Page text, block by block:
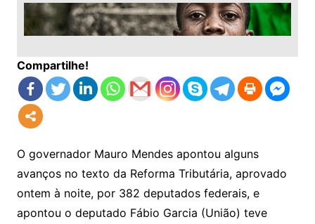
Compartilhe!
O governador Mauro Mendes apontou alguns
avanços no texto da Reforma Tributária, aprovado
ontem à noite, por 382 deputados federais, e
apontou o deputado Fábio Garcia (União) teve